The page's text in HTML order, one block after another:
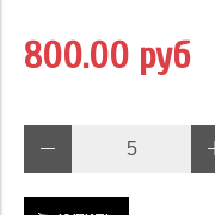
800.00 руб